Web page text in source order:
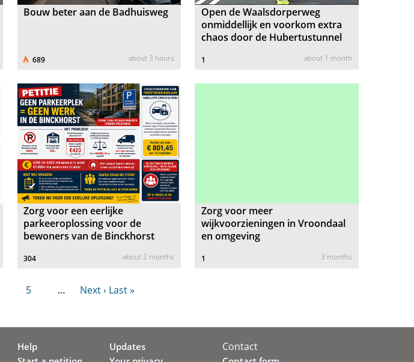
Bouw beter aan de Badhuisweg
689 about 3 hours
Open de Waalsdorperweg
onmiddellijk en voorkom extra
chaos door de Hubertustunnel
1 about 1 month
Zorg voor een eerlijke
parkeeroplossing voor de
bewoners van de Binckhorst
304 about 2 months
Zorg voor meer
wijkvoorzieningen in Vroondaal
en omgeving
1 3 months
5 … Next › Last »
Help
Updates
Contact